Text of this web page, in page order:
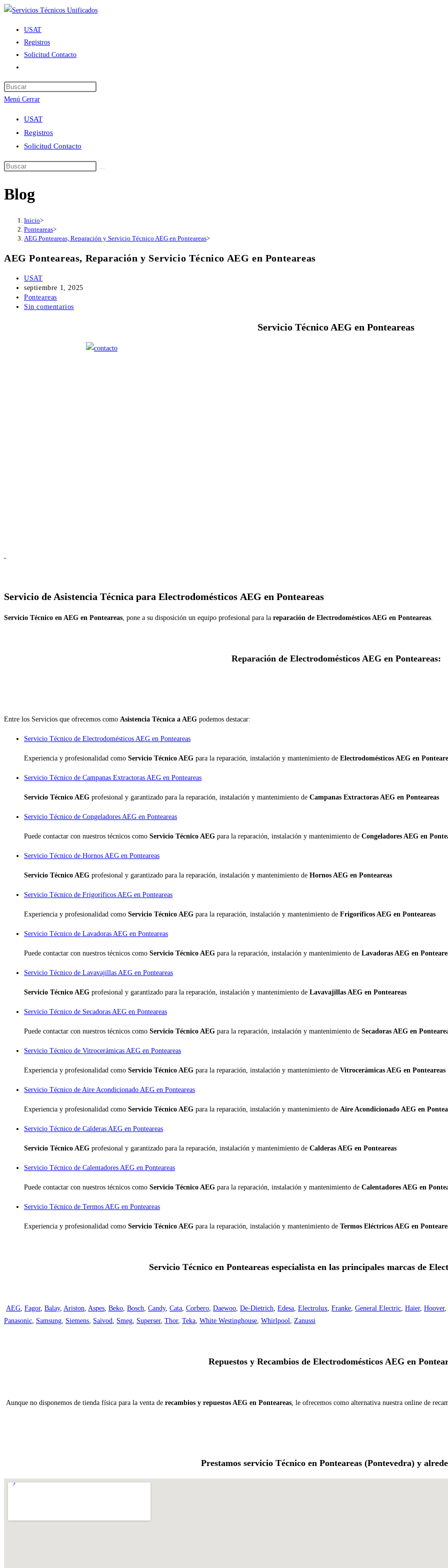
Ir
contenido
USAT
Registros
Solicitud Contacto
de
la
web
Menú Cerrar
USAT
Registros
Solicitud Contacto
Blog
Inicio>
Ponteareas>
AEG Ponteareas, Reparación y Servicio Técnico AEG en Ponteareas>
AEG Ponteareas, Reparación y Servicio Técnico AEG en Ponteareas
Autor
de
la
entrada:
USAT
Publicación
de
la
septiembre 1, 2025
Categoría
de
Ponteareas
Comentarios
Sin comentarios
Servicio Técnico AEG en Ponteareas
Servicio de Asistencia Técnica para Electrodomésticos AEG en Ponteareas
Servicio Técnico en AEG en Ponteareas, pone a su disposición un equipo profesional para la reparación de Electrodomésticos AEG en Ponteareas.
Reparación de Electrodomésticos AEG en Ponteareas:
Entre los Servicios que ofrecemos como Asistencia Técnica a AEG podemos destacar:
Servicio Técnico de Electrodomésticos AEG en Ponteareas
Experiencia y profesionalidad como Servicio Técnico AEG para la reparación, instalación y mantenimiento de Electrodomésticos AEG en
Servicio Técnico de Campanas Extractoras AEG en Ponteareas
Servicio Técnico AEG profesional y garantizado para la reparación, instalación y mantenimiento de Campanas Extractoras AEG en Ponteareas
Servicio Técnico de Congeladores AEG en Ponteareas
Puede contactar con nuestros técnicos como Servicio Técnico AEG para la reparación, instalación y mantenimiento de Congeladores AEG en
Servicio Técnico de Hornos AEG en Ponteareas
Servicio Técnico AEG profesional y garantizado para la reparación, instalación y mantenimiento de Hornos AEG en Ponteareas
Servicio Técnico de Frigoríficos AEG en Ponteareas
Experiencia y profesionalidad como Servicio Técnico AEG para la reparación, instalación y mantenimiento de Frigoríficos AEG en Ponteareas
Servicio Técnico de Lavadoras AEG en Ponteareas
Puede contactar con nuestros técnicos como Servicio Técnico AEG para la reparación, instalación y mantenimiento de Lavadoras AEG en
Servicio Técnico de Lavavajillas AEG en Ponteareas
Servicio Técnico AEG profesional y garantizado para la reparación, instalación y mantenimiento de Lavavajillas AEG en Ponteareas
Servicio Técnico de Secadoras AEG en Ponteareas
Puede contactar con nuestros técnicos como Servicio Técnico AEG para la reparación, instalación y mantenimiento de Secadoras AEG en
Servicio Técnico de Vitrocerámicas AEG en Ponteareas
Experiencia y profesionalidad como Servicio Técnico AEG para la reparación, instalación y mantenimiento de Vitrocerámicas AEG en Ponteareas
Servicio Técnico de Aire Acondicionado AEG en Ponteareas
Experiencia y profesionalidad como Servicio Técnico AEG para la reparación, instalación y mantenimiento de Aire Acondicionado AEG en
Servicio Técnico de Calderas AEG en Ponteareas
Servicio Técnico AEG profesional y garantizado para la reparación, instalación y mantenimiento de Calderas AEG en Ponteareas
Servicio Técnico de Calentadores AEG en Ponteareas
Puede contactar con nuestros técnicos como Servicio Técnico AEG para la reparación, instalación y mantenimiento de Calentadores AEG en
Servicio Técnico de Termos AEG en Ponteareas
Experiencia y profesionalidad como Servicio Técnico AEG para la reparación, instalación y mantenimiento de Termos Eléctricos AEG en
Servicio Técnico en Ponteareas especialista en las principales marcas de
AEG, Fagor, Balay, Ariston, Aspes, Beko, Bosch, Candy, Cata, Corbero, Daewoo, De-Dietrich, Edesa, Electrolux, Franke, General Electric, Haier, Hoover,
Panasonic, Samsung, Siemens, Saivod, Smeg, Superser, Thor, Teka, White Westinghouse, Whirlpool, Zanussi
Repuestos y Recambios de Electrodomésticos AEG en
Aunque no disponemos de tienda física para la venta de recambios y repuestos AEG en Ponteareas, le ofrecemos como alternativa nuestra online de
Prestamos servicio Técnico en Ponteareas (Pontevedra) y